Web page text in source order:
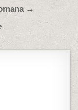
→